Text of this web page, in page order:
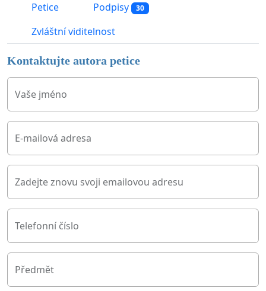
Petice Podpisy 30
Zvláštní viditelnost
Kontaktujte autora petice
Vaše jméno
E-mailová adresa
Zadejte znovu svoji emailovou adresu
Telefonní číslo
Předmět